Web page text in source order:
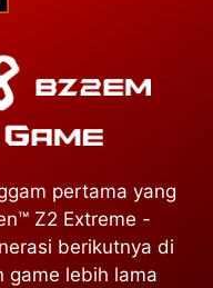
pertama yang
Z2 Extreme -
berikutnya di
game lebih lama